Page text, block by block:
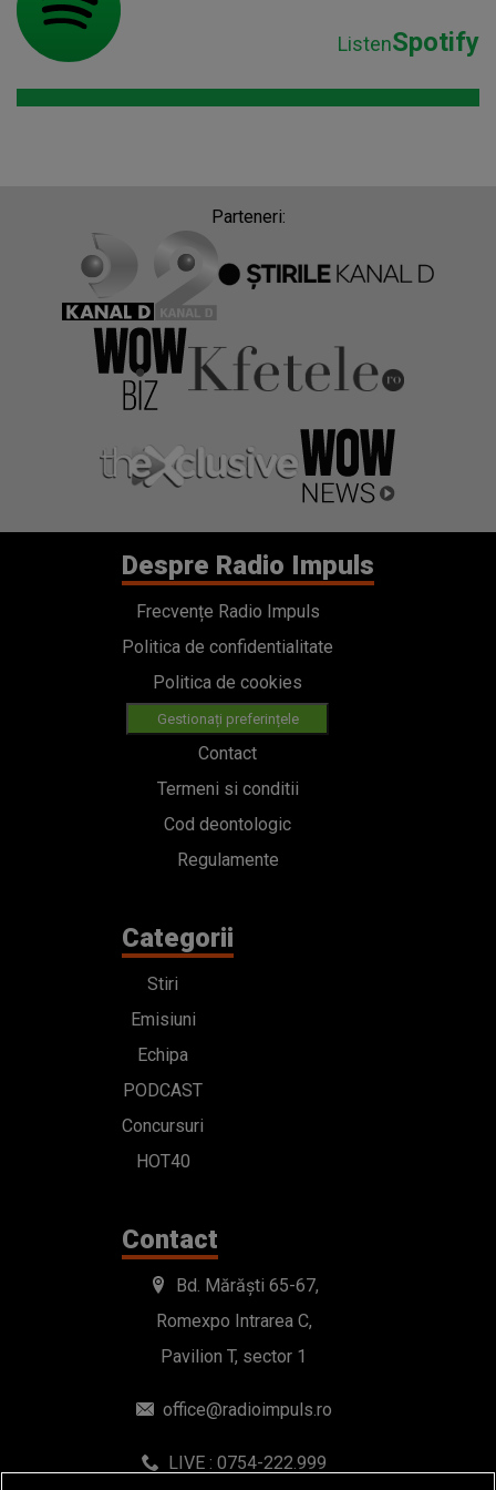
ListenSpotify
Parteneri:
Despre Radio Impuls
Frecvențe Radio Impuls
Politica de confidentialitate
Politica de cookies
Gestionați preferințele
Contact
Termeni si conditii
Cod deontologic
Regulamente
Categorii
Stiri
Emisiuni
Echipa
PODCAST
Concursuri
HOT40
Contact
Bd. Mărăști 65-67,
Romexpo Intrarea C,
Pavilion T, sector 1
office@radioimpuls.ro
LIVE : 0754-222.999